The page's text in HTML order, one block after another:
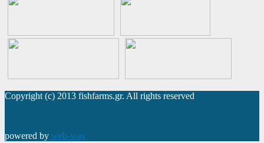
Copyright (c) 2013 fishfarms.gr. All rights reserved
powered by web-way